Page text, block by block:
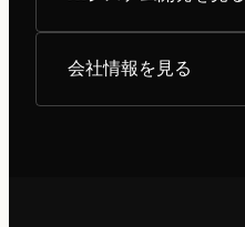
会社情報を見る